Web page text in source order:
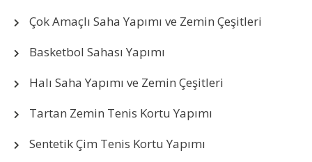
Çok Amaçlı Saha Yapımı ve Zemin Çeşitleri
Basketbol Sahası Yapımı
Halı Saha Yapımı ve Zemin Çeşitleri
Tartan Zemin Tenis Kortu Yapımı
Sentetik Çim Tenis Kortu Yapımı